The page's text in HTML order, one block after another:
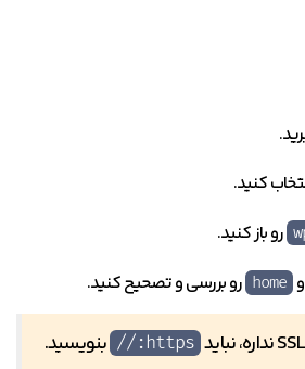
کنید.
رو باز کنید.
و home رو بررسی و تصحیح کنید.
https://
بنویسید.